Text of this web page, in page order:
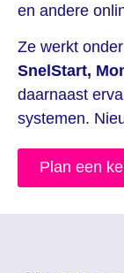
en andere
Ze werkt
SnelStart,
daarnaast
systemen.
Plan een